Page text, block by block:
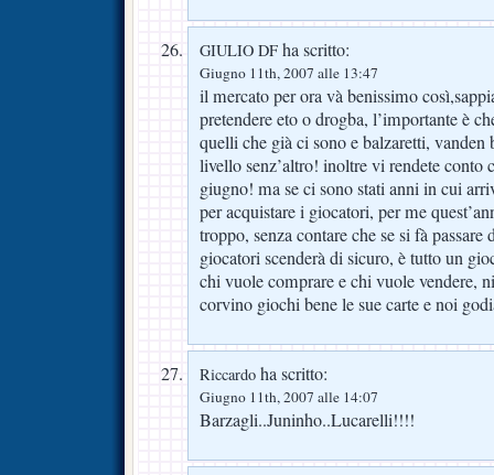
GIULIO DF ha scritto:
Giugno 11th, 2007 alle 13:47
il mercato per ora và benissimo
pretendere eto o drogba, l’importante è
quelli che già ci sono e balzaretti, vanden
livello senz’altro! inoltre vi rendete conto
giugno! ma se ci sono stati anni in cui
per acquistare i giocatori, per me
troppo, senza contare che se si fà
giocatori scenderà di sicuro, è tutto un
chi vuole comprare e chi vuole vendere,
corvino giochi bene le sue carte e noi
Riccardo ha scritto:
Giugno 11th, 2007 alle 14:07
Barzagli..Juninho..Lucarelli!!!!